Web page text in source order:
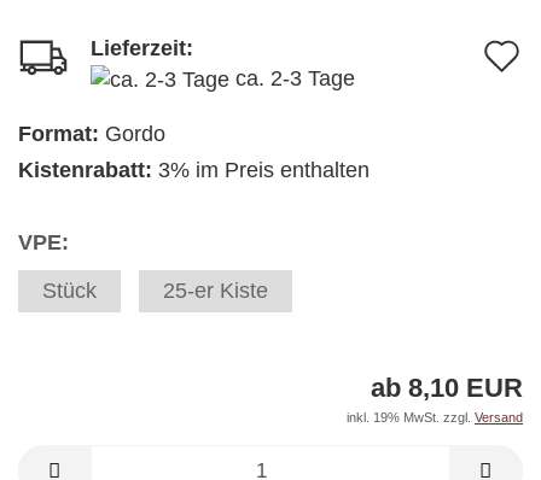
Lieferzeit:
ca. 2-3 Tage
Format: Gordo
Kistenrabatt: 3% im Preis enthalten
VPE:
Stück
25-er Kiste
ab 8,10 EUR
inkl. 19% MwSt. zzgl. Versand